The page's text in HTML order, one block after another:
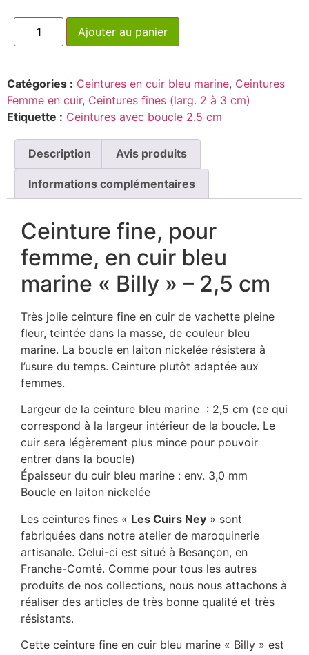
Ajouter au panier
Catégories : Ceintures en cuir bleu marine, Ceintures
Femme en cuir, Ceintures fines (larg. 2 à 3 cm)
Etiquette : Ceintures avec boucle 2.5 cm
Description Avis produits
Informations complémentaires
Ceinture fine, pour
femme, en cuir bleu
marine « Billy » – 2,5 cm
Très jolie ceinture fine en cuir de vachette pleine
fleur, teintée dans la masse, de couleur bleu
marine. La boucle en laiton nickelée résistera à
l’usure du temps. Ceinture plutôt adaptée aux
femmes.
Largeur de la ceinture bleu marine : 2,5 cm (ce qui
correspond à la largeur intérieur de la boucle. Le
cuir sera légèrement plus mince pour pouvoir
entrer dans la boucle)
Épaisseur du cuir bleu marine : env. 3,0 mm
Boucle en laiton nickelée
Les ceintures fines « Les Cuirs Ney » sont
fabriquées dans notre atelier de maroquinerie
artisanale. Celui-ci est situé à Besançon, en
Franche-Comté. Comme pour tous les autres
produits de nos collections, nous nous attachons à
réaliser des articles de très bonne qualité et très
résistants.
Cette ceinture fine en cuir bleu marine « Billy » est